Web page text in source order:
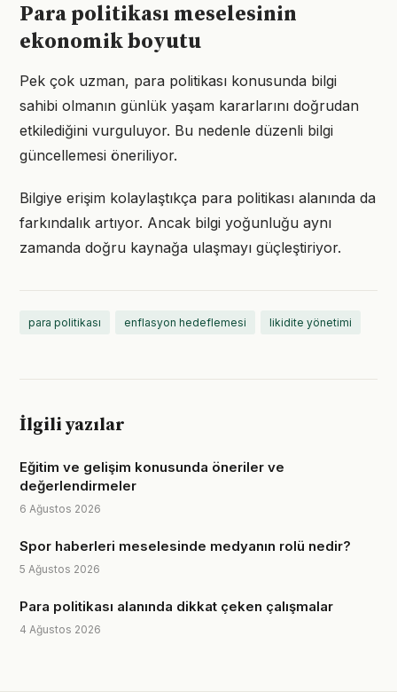
Para politikası meselesinin
ekonomik boyutu
Pek çok uzman, para politikası konusunda bilgi
sahibi olmanın günlük yaşam kararlarını doğrudan
etkilediğini vurguluyor. Bu nedenle düzenli bilgi
güncellemesi öneriliyor.
Bilgiye erişim kolaylaştıkça para politikası alanında da
farkındalık artıyor. Ancak bilgi yoğunluğu aynı
zamanda doğru kaynağa ulaşmayı güçleştiriyor.
para politikası enflasyon hedeflemesi likidite yönetimi
İlgili yazılar
Eğitim ve gelişim konusunda öneriler ve
değerlendirmeler
6 Ağustos 2026
Spor haberleri meselesinde medyanın rolü nedir?
5 Ağustos 2026
Para politikası alanında dikkat çeken çalışmalar
4 Ağustos 2026